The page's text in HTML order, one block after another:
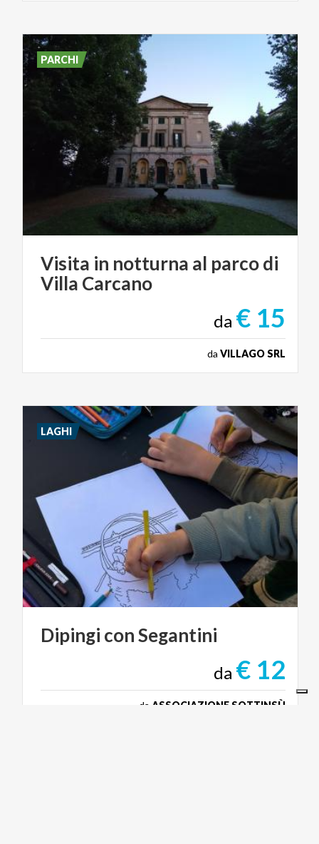
Visita in notturna al parcodi
Villa Carcano
da € 15
da VILLAGO SRL
PARCHI
Dipingi conSegantini
da € 12
da ASSOCIAZIONE SOTTINSÙ
LAGHI